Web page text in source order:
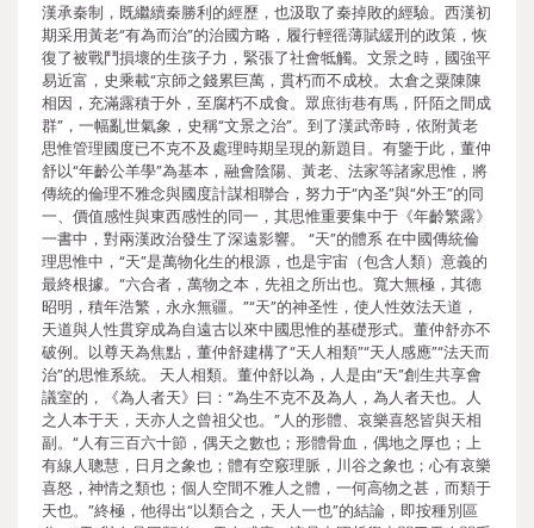
漢承秦制，既繼續秦勝利的經歷，也汲取了秦掉敗的經驗。西漢初
期采用黃老“有為而治”的治國方略，履行輕徭薄賦緩刑的政策，恢
復了被戰鬥損壞的生孩子力，緊張了社會牴觸。文景之時，國強平
易近富，史乘載“京師之錢累巨萬，貫朽而不成校。太倉之粟陳陳
相因，充滿露積于外，至腐朽不成食。眾庶街巷有馬，阡陌之間成
群”，一幅亂世氣象，史稱“文景之治”。到了漢武帝時，依附黃老
思惟管理國度已不克不及處理時期呈現的新題目。有鑒于此，董仲
舒以“年齡公羊學”為基本，融會陰陽、黃老、法家等諸家思惟，將
傳統的倫理不雅念與國度計謀相聯合，努力于“內圣”與“外王”的同
一、價值感性與東西感性的同一，其思惟重要集中于《年齡繁露》
一書中，對兩漢政治發生了深遠影響。 “天”的體系 在中國傳統倫
理思惟中，“天”是萬物化生的根源，也是宇宙（包含人類）意義的
最終根據。“六合者，萬物之本，先祖之所出也。寬大無極，其德
昭明，積年浩繁，永永無疆。”“天”的神圣性，使人性效法天道，
天道與人性貫穿成為自遠古以來中國思惟的基礎形式。董仲舒亦不
破例。以尊天為焦點，董仲舒建構了“天人相類”“天人感應”“法天而
治”的思惟系統。 天人相類。董仲舒以為，人是由“天”創生共享會
議室的，《為人者天》曰：“為生不克不及為人，為人者天也。人
之人本于天，天亦人之曾祖父也。”人的形體、哀樂喜怒皆與天相
副。“人有三百六十節，偶天之數也；形體骨血，偶地之厚也；上
有線人聰慧，日月之象也；體有空竅理脈，川谷之象也；心有哀樂
喜怒，神情之類也；個人空間不雅人之體，一何高物之甚，而類于
天也。”終極，他得出“以類合之，天人一也”的結論，即按種別區